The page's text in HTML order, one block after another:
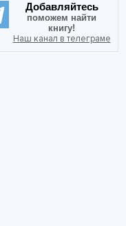
Добавляйтесь
поможем найти
книгу!
Наш канал в телеграме